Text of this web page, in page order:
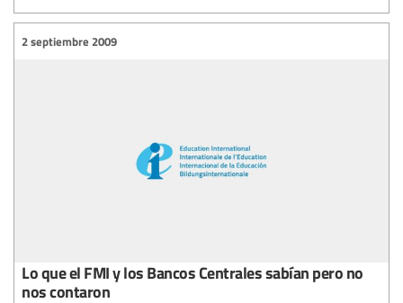
2 septiembre 2009
Lo que el FMI y los Bancos Centrales sabían pero no
nos contaron